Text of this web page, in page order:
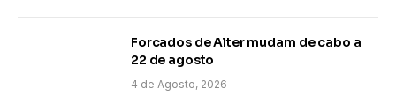
Forcados de Alter mudam de cabo a
22 de agosto
4 de Agosto, 2026